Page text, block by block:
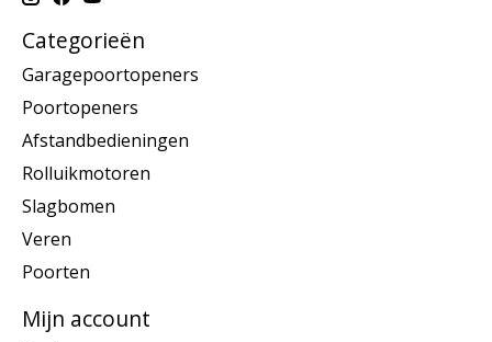
Categorieën
Garagepoortopeners
Poortopeners
Afstandbedieningen
Rolluikmotoren
Slagbomen
Veren
Poorten
Mijn account